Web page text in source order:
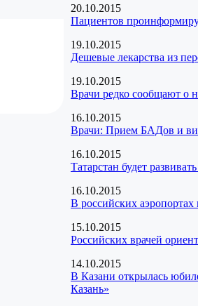
20.10.2015
Пациентов
19.10.2015
Дешевые лекарства из
19.10.2015
Врачи редко сообщают о
16.10.2015
Врачи: Прием БАДов и
16.10.2015
Татарстан будет
16.10.2015
В российских
15.10.2015
Российских врачей
14.10.2015
В Казани открылась
Казань»